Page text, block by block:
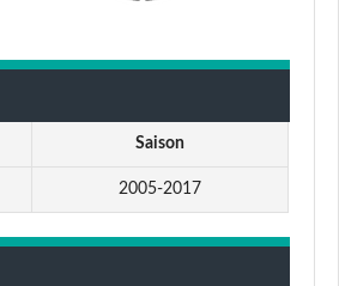
Saison
2005-2017